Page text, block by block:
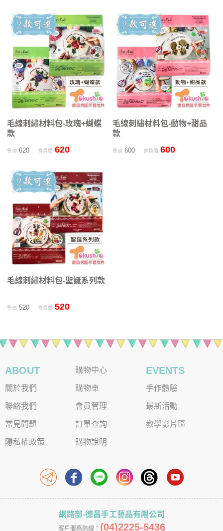
毛線刺繡材料包-玫瑰+蝴蝶
款
售價620 會員價 620
毛線刺繡材料包-動物+甜品
款
售價 600 會員價 600
毛線刺繡材料包-聖誕系列款
售價520 會員價 520
ABOUT
關於我們
聯絡我們
常見問題
隱私權政策
購物中心
購物車
會員管理
訂單查詢
購物說明
EVENTS
手作體驗
最新活動
教學影片區
網路部-德昌手工藝品有限公司
客戶服務熱線： (04)2225-5436